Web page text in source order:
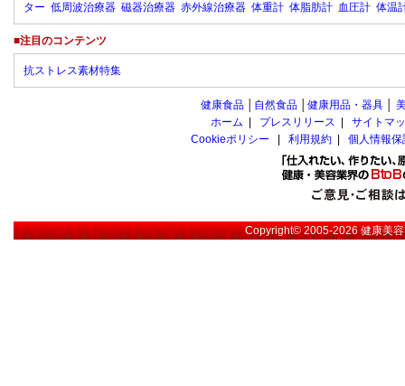
ター 低周波治療器 磁器治療器 赤外線治療器 体重計 体脂肪計 血圧計 体温
■注目のコンテンツ
抗ストレス素材特集
健康食品 自然食品 健康用品・器具
ホーム
プレスリリース
サイトマ
Cookieポリシー
利用規約 個人情報
Copyright© 2005-2026健康美